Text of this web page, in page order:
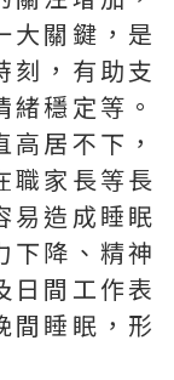
大關鍵，是
刻，有助支
穩定等。
居不下，
職家長等長
易造成睡眠
下降、精神
日間工作表
間睡眠，形